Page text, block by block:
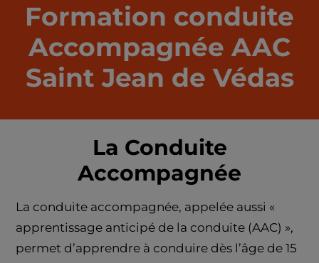
Formation conduite
Accompagnée AAC
Saint Jean de Védas
La Conduite
Accompagnée
La conduite accompagnée, appelée aussi «
apprentissage anticipé de la conduite (AAC) »,
permet d’apprendre à conduire dès l’âge de 15